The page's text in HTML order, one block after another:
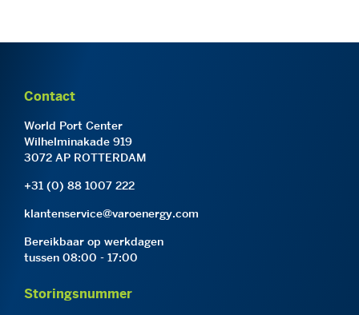
Contact
World Port Center
Wilhelminakade 919
3072 AP ROTTERDAM
+31 (0) 88 1007 222
klantenservice@varoenergy.com
Bereikbaar op werkdagen
tussen 08:00 - 17:00
Storingsnummer